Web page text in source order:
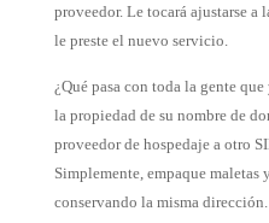
proveedor. Le tocará ajustarse
le preste el nuevo servicio.
¿Qué pasa con toda la gente
la propiedad de su nombre de
proveedor de hospedaje a otro
Simplemente, empaque maletas
conservando la misma dirección.